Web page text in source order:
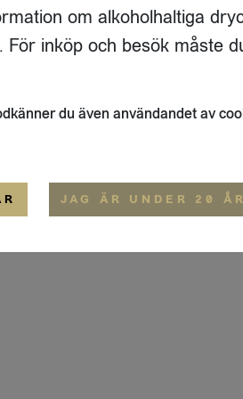
en rågad sked, som därefter
du häller i mer och mer
om alkoholhaltiga
inköp och besök måste
du även användandet av
JAG ÄR UNDER 20 ÅR